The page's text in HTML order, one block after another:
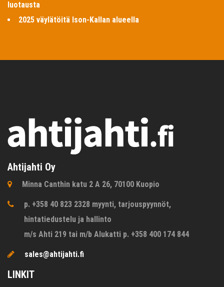
luotausta
2025 väylätöitä Ison-Kallan alueella
Ahtijahti Oy
Minna Canthin katu 2 A 26, 70100 Kuopio
p. +358 40 823 2328 myynti, tarjouspyynnöt,
hintatiedustelu ja hallinto
m/s Ahti 219 tai m/b Alukatti p. +358 400 174 844
sales@ahtijahti.fi
LINKIT